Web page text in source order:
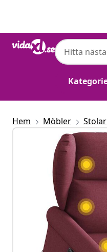
Hem Möbler Stolar